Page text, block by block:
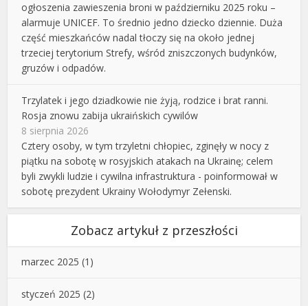
ogłoszenia zawieszenia broni w październiku 2025 roku –
alarmuje UNICEF. To średnio jedno dziecko dziennie. Duża
część mieszkańców nadal tłoczy się na około jednej
trzeciej terytorium Strefy, wśród zniszczonych budynków,
gruzów i odpadów.
Trzylatek i jego dziadkowie nie żyją, rodzice i brat ranni.
Rosja znowu zabija ukraińskich cywilów
8 sierpnia 2026
Cztery osoby, w tym trzyletni chłopiec, zginęły w nocy z
piątku na sobotę w rosyjskich atakach na Ukrainę; celem
byli zwykli ludzie i cywilna infrastruktura - poinformował w
sobotę prezydent Ukrainy Wołodymyr Zełenski.
Zobacz artykuł z przeszłości
marzec 2025 (1)
styczeń 2025 (2)